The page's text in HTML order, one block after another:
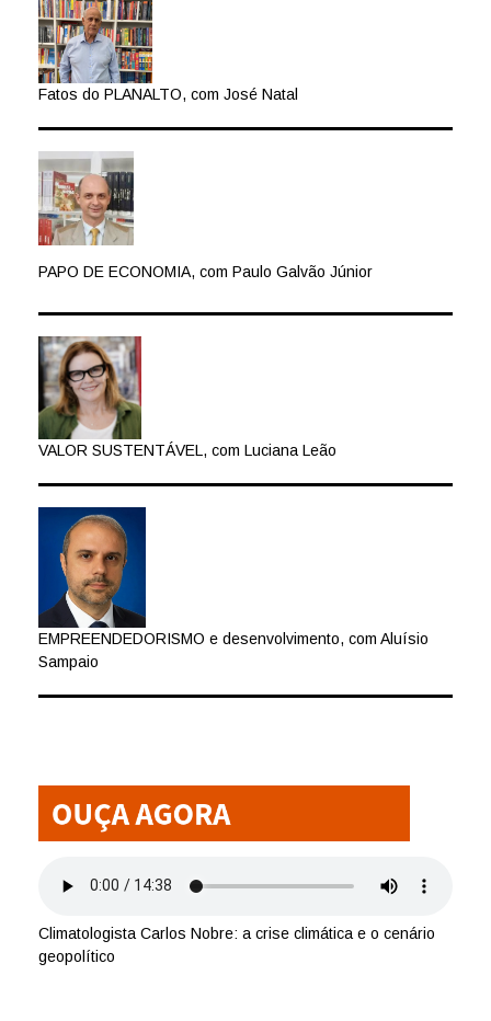
Fatos do PLANALTO, com José Natal
PAPO DE ECONOMIA, com Paulo Galvão Júnior
VALOR SUSTENTÁVEL, com Luciana Leão
EMPREENDEDORISMO e desenvolvimento, com Aluísio
Sampaio
Climatologista Carlos Nobre: a crise climática e o cenário
geopolítico